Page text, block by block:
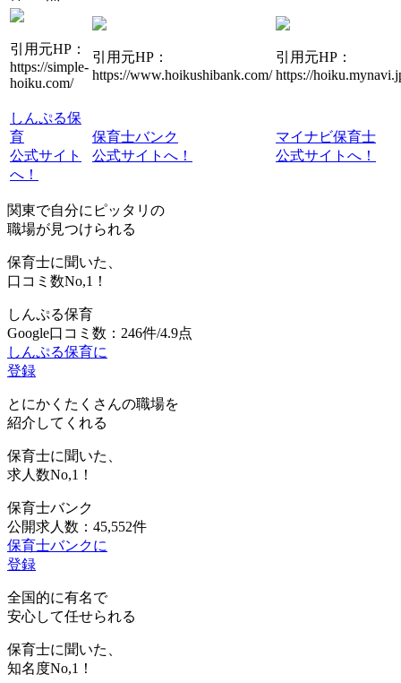
引用元HP：
https://simple-
hoiku.com/
引用元HP：
https://www.hoikushibank.com/
引用元HP：
https://
しんぷる保
育
公式サイト
へ！
保育士バンク
公式サイトへ！
マイナビ保育士
公式サイトへ！
関東で自分にピッタリの
職場が見つけられる
保育士に聞いた、
口コミ数No,1！
しんぷる保育
Google口コミ数：246件/4.9点
しんぷる保育に
登録
とにかくたくさんの職場を
紹介してくれる
保育士に聞いた、
求人数No,1！
保育士バンク
公開求人数：45,552件
保育士バンクに
登録
全国的に有名で
安心して任せられる
保育士に聞いた、
知名度No,1！